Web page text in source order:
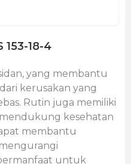
153-18-4
yang membantu
kerusakan yang
Rutin juga memiliki
kesehatan
membantu
untuk